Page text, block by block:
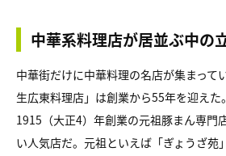
中華系料理店が居並ぶ中の
中華街だけに中華料理の名店が集まって
生広東料理店」は創業から55年を迎えた
1915（大正4）年創業の元祖豚まん専門
い人気店だ。元祖といえば「ぎょうざ苑